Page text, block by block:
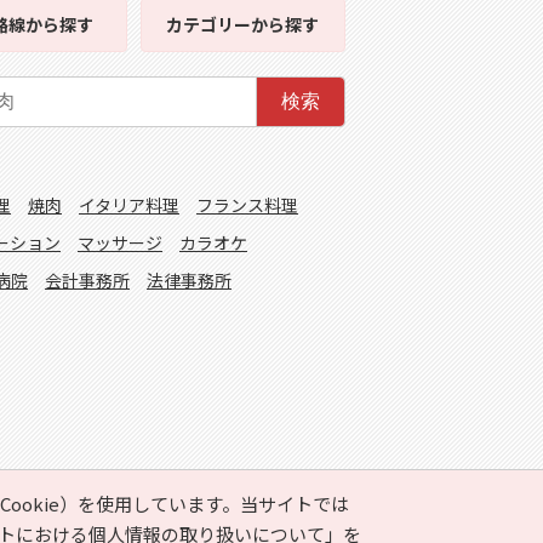
）を使用しています。当サイトでは
における個人情報の取り扱いについて」 を
線から探す カテゴリーから探す
検索
焼肉 イタリア料理
フランス料理
ション マッサージ
カラオケ
院 会計事務所 法律事務所